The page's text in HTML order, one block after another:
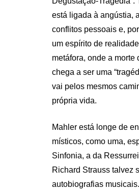
está ligada à angústia,
conflitos pessoais e,
um espírito de
metáfora, onde a
chega a ser uma
vai pelos mesmos
própria vida.
Mahler está longe de
místicos, como uma,
Sinfonia, a da
Richard Strauss talvez
autobiografias